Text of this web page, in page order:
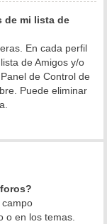
de mi lista de
En cada perfil
de Amigos y/o
de Control de
Puede eliminar
o en los temas.